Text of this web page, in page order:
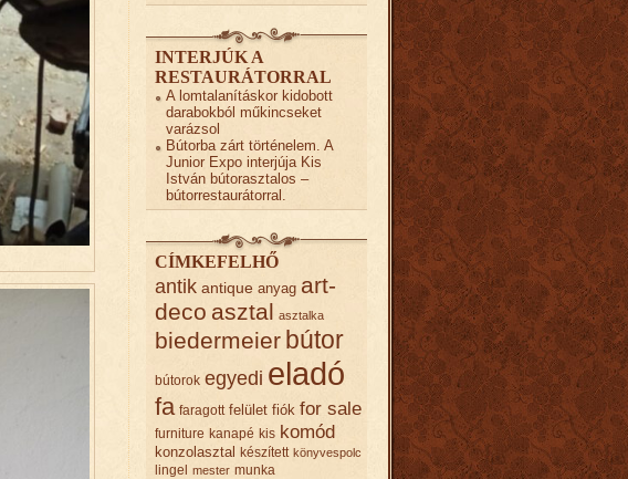
INTERJÚK A
RESTAURÁTORRAL
A lomtalanításkor kidobott
darabokból műkincseket
varázsol
Bútorba zárt történelem. A
Junior Expo interjúja Kis
István bútorasztalos –
bútorrestaurátorral.
CÍMKEFELHŐ
antik antique anyag art-
deco asztal asztalka
biedermeier bútor
bútorok egyedi eladó
fa faragott felület fiók for sale
furniture kanapé kis komód
konzolasztal készített könyvespolc
lingel mester munka